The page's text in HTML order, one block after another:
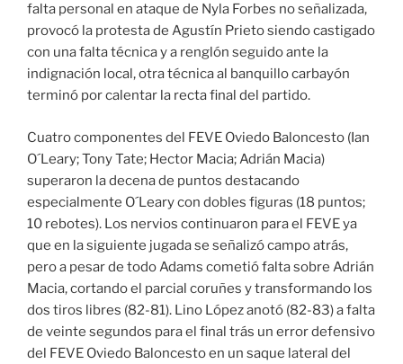
falta personal en ataque de Nyla Forbes no señalizada,
provocó la protesta de Agustín Prieto siendo castigado
con una falta técnica y a renglón seguido ante la
indignación local, otra técnica al banquillo carbayón
terminó por calentar la recta final del partido.
Cuatro componentes del FEVE Oviedo Baloncesto (Ian
O´Leary; Tony Tate; Hector Macia; Adrián Macia)
superaron la decena de puntos destacando
especialmente O´Leary con dobles figuras (18 puntos;
10 rebotes). Los nervios continuaron para el FEVE ya
que en la siguiente jugada se señalizó campo atrás,
pero a pesar de todo Adams cometió falta sobre Adrián
Macia, cortando el parcial coruñes y transformando los
dos tiros libres (82-81). Lino López anotó (82-83) a falta
de veinte segundos para el final trás un error defensivo
del FEVE Oviedo Baloncesto en un saque lateral del